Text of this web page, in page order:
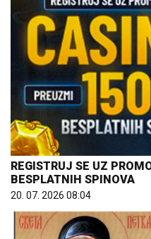
REGISTRUJ SE UZ
BESPLATNIH SPINOVA
20. 07. 2026 08:04